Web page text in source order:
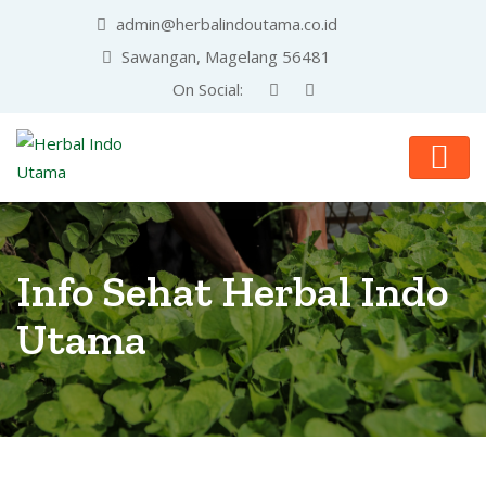
admin@herbalindoutama.co.id
Sawangan, Magelang 56481
On Social:
Info Sehat Herbal Indo
Utama